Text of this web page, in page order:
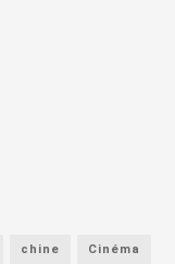
chine Cinéma